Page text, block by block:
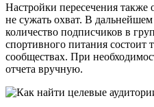
Настройки пересечения также
не сужать охват. В дальнейшем
количество подписчиков в
спортивного питания состоит
сообществах. При
отчета вручную.